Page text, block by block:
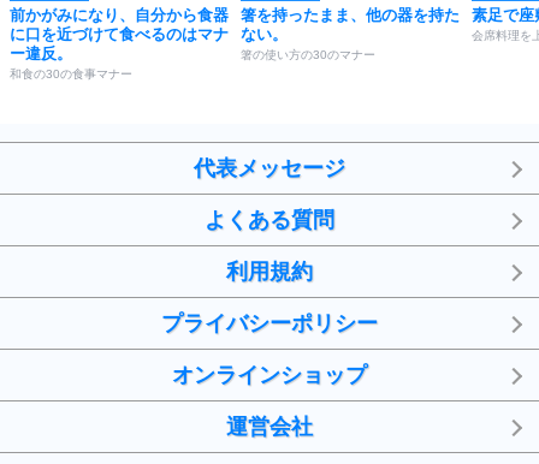
前かがみになり、自分から食器
に口を近づけて食べるのはマナ
ー違反。
和食の30の食事マナー
箸を持ったまま、他の器を持た
ない。
箸の使い方の30のマナー
素足で座
会席料理を
代表メッセージ
よくある質問
利用規約
プライバシーポリシー
オンラインショップ
運営会社